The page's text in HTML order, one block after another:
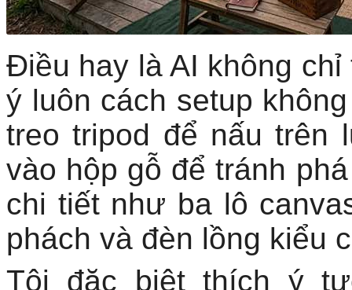
Điều hay là AI không
ý luôn cách setup
treo tripod để nấu trên
vào hộp gỗ để tránh
chi tiết như ba lô
phách và đèn lồng kiểu
Tôi đặc biệt thích ý